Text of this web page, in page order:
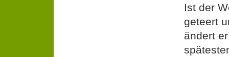
Ist der
geteert
ändert